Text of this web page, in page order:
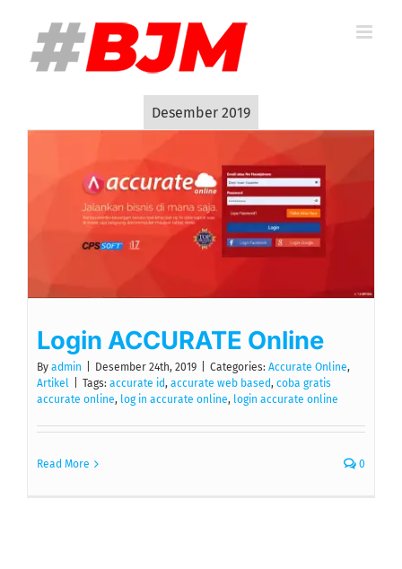
content
Desember 2019
Login ACCURATE Online
By admin Desember 24th, 2019 Categories: Accurate Online,
Artikel
Tags: accurate id, accurate web based, coba gratis
accurate online, log in accurate online, login accurate online
Read More 0